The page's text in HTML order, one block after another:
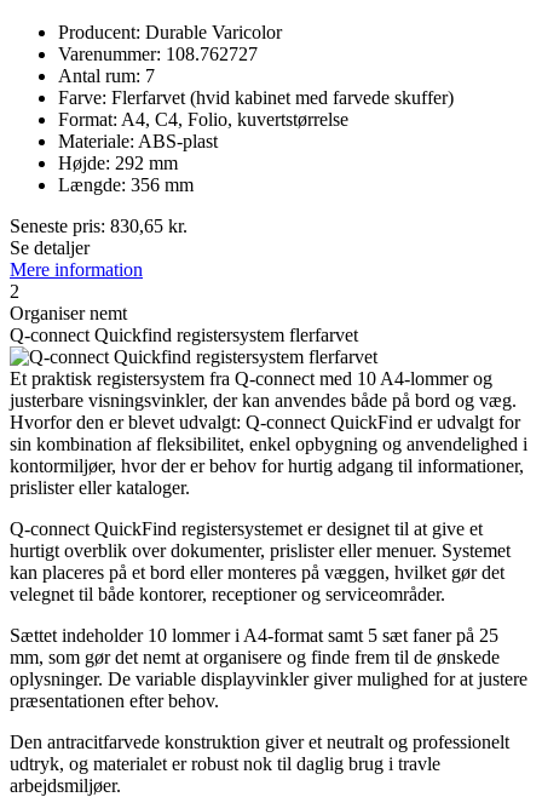
Producent: Durable Varicolor
Varenummer: 108.762727
Antal rum: 7
Farve: Flerfarvet (hvid kabinet med farvede skuffer)
Format: A4, C4, Folio, kuvertstørrelse
Materiale: ABS-plast
Højde: 292 mm
Længde: 356 mm
Seneste pris: 830,65 kr.
Se detaljer
Mere information
2
Organiser nemt
Q-connect Quickfind registersystem flerfarvet
Et praktisk registersystem fra Q-connect med 10 A4-lommer og
justerbare visningsvinkler, der kan anvendes både på bord og væg.
Hvorfor den er blevet udvalgt: Q-connect QuickFind er udvalgt for
sin kombination af fleksibilitet, enkel opbygning og anvendelighed i
kontormiljøer, hvor der er behov for hurtig adgang til informationer,
prislister eller kataloger.
Q-connect QuickFind registersystemet er designet til at give et
hurtigt overblik over dokumenter, prislister eller menuer. Systemet
kan placeres på et bord eller monteres på væggen, hvilket gør det
velegnet til både kontorer, receptioner og serviceområder.
Sættet indeholder 10 lommer i A4-format samt 5 sæt faner på 25
mm, som gør det nemt at organisere og finde frem til de ønskede
oplysninger. De variable displayvinkler giver mulighed for at justere
præsentationen efter behov.
Den antracitfarvede konstruktion giver et neutralt og professionelt
udtryk, og materialet er robust nok til daglig brug i travle
arbejdsmiljøer.